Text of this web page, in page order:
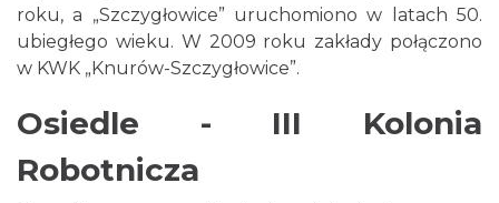
roku, a „Szczygłowice” uruchomiono w latach 50.
ubiegłego wieku. W 2009 roku zakłady połączono
w KWK „Knurów-Szczygłowice”.
Osiedle - III Kolonia
Robotnicza